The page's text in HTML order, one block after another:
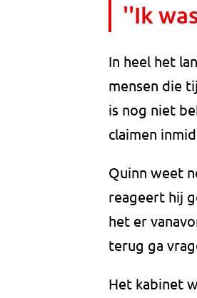
''Ik
In heel het
mensen die
is nog niet
claimen
Quinn weet
reageert hij
het er
terug ga
Het kabinet